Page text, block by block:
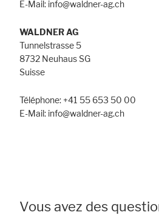
E-Mail: info@waldner-ag.ch
WALDNER AG
Tunnelstrasse 5
8732 Neuhaus SG
Suisse
Téléphone: +41 55 653 50 00
E-Mail: info@waldner-ag.ch
Vous avez des